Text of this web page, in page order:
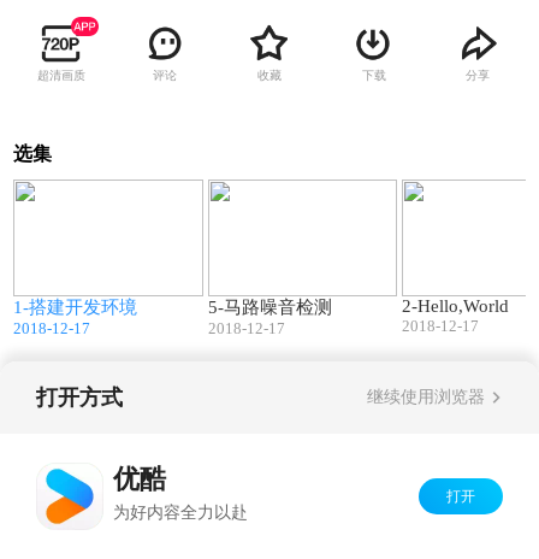
超清画质 评论 收藏 下载 分享
选集
1-搭建开发环境
2018-12-17
5-马路噪音检测
2018-12-17
2-Hello,World
2018-12-17
打开方式 继续使用浏览器
优酷
为好内容全力以赴
打开